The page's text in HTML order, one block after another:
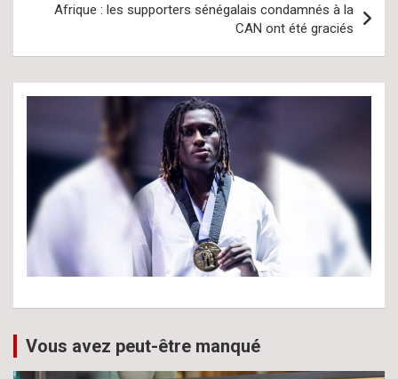
Afrique : les supporters sénégalais condamnés à la
CAN ont été graciés
Vous avez peut-être manqué